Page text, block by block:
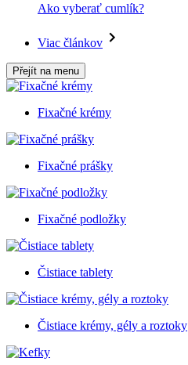
Ako vyberať cumlík?
Viac článkov
Přejít na menu
Fixačné krémy
Fixačné prášky
Fixačné podložky
Čistiace tablety
Čistiace krémy, gély a roztoky